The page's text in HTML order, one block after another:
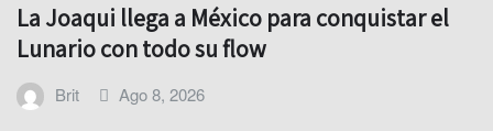
La Joaqui llega a México para conquistar el
Lunario con todo su flow
Brit Ago 8, 2026